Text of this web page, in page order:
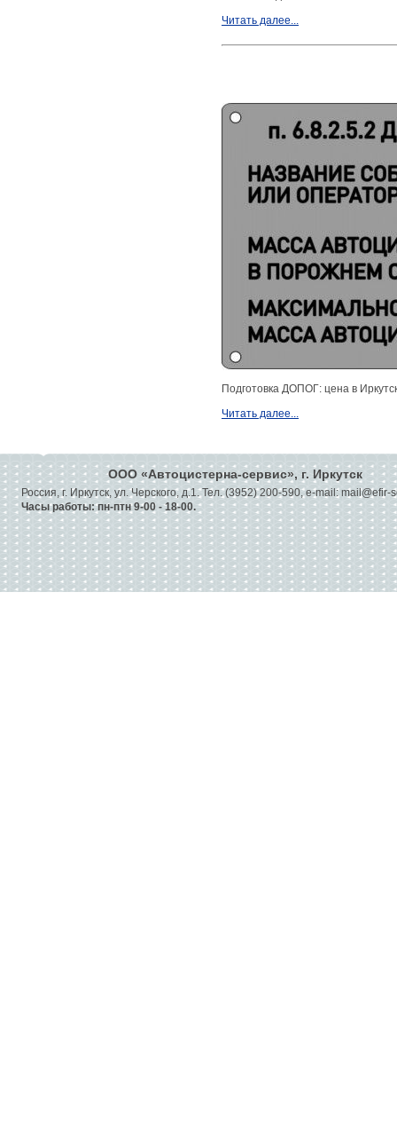
Читать далее...
Подготовка ДОПОГ: цена в
Читать далее...
OOO «Автоцистерна-сервис», г. Иркутск
Россия, г. Иркутск, ул. Черского, д.1. Тел. (3952) 200-590, e-mail: mail@efir-
Часы работы: пн-птн 9-00 - 18-00.